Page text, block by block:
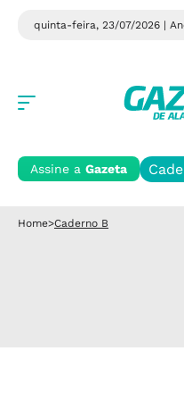
quinta-feira, 23/07/2026 |
Assine a Gazeta
Home>Caderno B